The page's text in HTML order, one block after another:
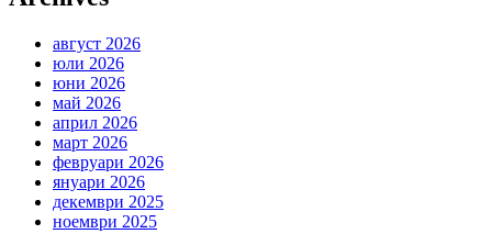
август 2026
юли 2026
юни 2026
май 2026
април 2026
март 2026
февруари 2026
януари 2026
декември 2025
ноември 2025